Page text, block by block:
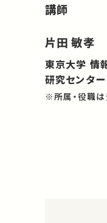
講師
片田 敏孝
東京大学 情
研究センタ
※所属・役職は